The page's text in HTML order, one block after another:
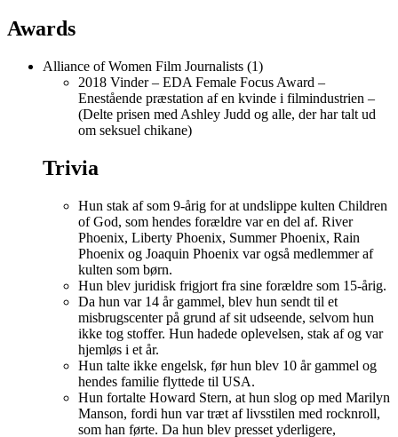
Awards
Alliance of Women Film Journalists (1)
2018 Vinder – EDA Female Focus Award –
Enestående præstation af en kvinde i filmindustrien –
(Delte prisen med Ashley Judd og alle, der har talt ud
om seksuel chikane)
Trivia
Hun stak af som 9-årig for at undslippe kulten Children
of God, som hendes forældre var en del af. River
Phoenix, Liberty Phoenix, Summer Phoenix, Rain
Phoenix og Joaquin Phoenix var også medlemmer af
kulten som børn.
Hun blev juridisk frigjort fra sine forældre som 15-årig.
Da hun var 14 år gammel, blev hun sendt til et
misbrugscenter på grund af sit udseende, selvom hun
ikke tog stoffer. Hun hadede oplevelsen, stak af og var
hjemløs i et år.
Hun talte ikke engelsk, før hun blev 10 år gammel og
hendes familie flyttede til USA.
Hun fortalte Howard Stern, at hun slog op med Marilyn
Manson, fordi hun var træt af livsstilen med rocknroll,
som han førte. Da hun blev presset yderligere,